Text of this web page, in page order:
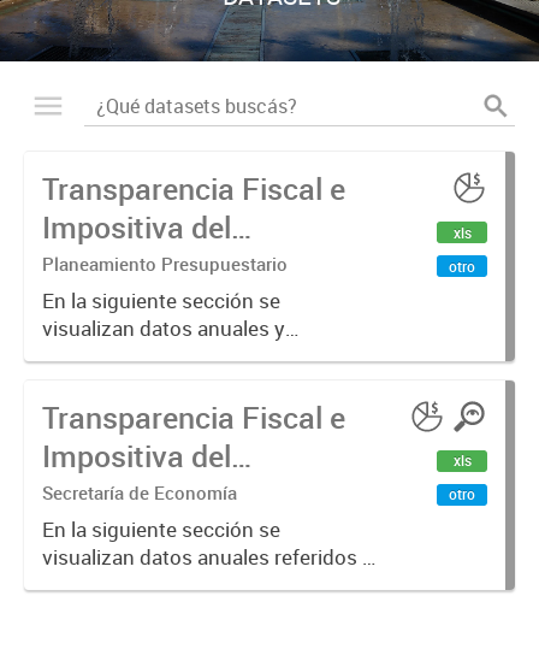
Transparencia Fiscal e
Impositiva del
Municipio. Año 2024
Planeamiento Presupuestario
En la siguiente sección se
visualizan datos anuales y
trimestrales referidos a la
Municipio en el año 2024.
xls
otro
Transparencia Fiscal e
Impositiva del
Municipio. Año 2023
Secretaría de Economía
En la siguiente sección se
visualizan datos anuales referidos a
la transparencia fiscal e impositiva
xls
otro